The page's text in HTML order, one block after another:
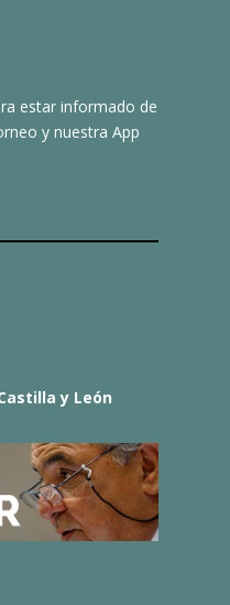
estar informado de
y nuestra App
y León